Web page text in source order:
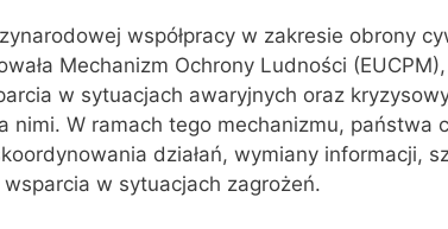
współpracy w zakresie obrony
Mechanizm Ochrony Ludności
w sytuacjach awaryjnych oraz
nimi. W ramach tego mechanizmu, państwa
działań, wymiany informacji,
w sytuacjach zagrożeń.